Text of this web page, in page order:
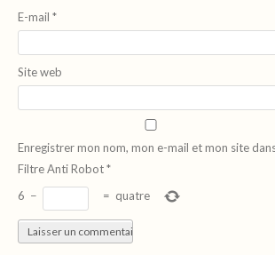
E-mail *
Site web
Enregistrer mon nom, mon e-mail et mon site
Filtre Anti Robot*
6 − = quatre